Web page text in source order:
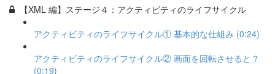
【XML 編】ステージ４：アクティビティのライフサイクル
アクティビティのライフサイクル① 基本的な仕組み (0:24)
アクティビティのライフサイクル② 画面を回転させると？
(0:19)